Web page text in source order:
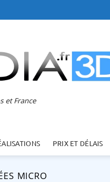
et France
PRIX ET DÉLAIS
MICRO